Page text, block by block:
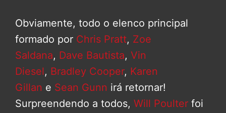
Obviamente, todo o elenco principal
formado por Chris Pratt, Zoe
Saldana, Dave Bautista, Vin
Diesel, Bradley Cooper, Karen
Gillan e Sean Gunn irá retornar!
Surpreendendo a todos, Will Poulter foi